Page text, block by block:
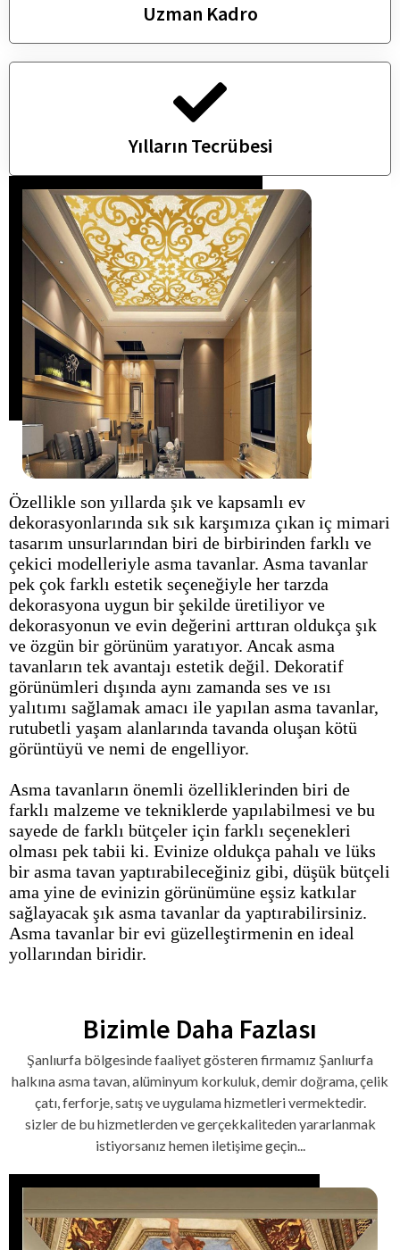
Uzman Kadro
Yılların Tecrübesi
Özellikle son yıllarda şık ve kapsamlı ev
dekorasyonlarında sık sık karşımıza çıkan iç mimari
tasarım unsurlarından biri de birbirinden farklı ve
çekici modelleriyle asma tavanlar. Asma tavanlar
pek çok farklı estetik seçeneğiyle her tarzda
dekorasyona uygun bir şekilde üretiliyor ve
dekorasyonun ve evin değerini arttıran oldukça şık
ve özgün bir görünüm yaratıyor. Ancak asma
tavanların tek avantajı estetik değil. Dekoratif
görünümleri dışında aynı zamanda ses ve ısı
yalıtımı sağlamak amacı ile yapılan asma tavanlar,
rutubetli yaşam alanlarında tavanda oluşan kötü
görüntüyü ve nemi de engelliyor.
Asma tavanların önemli özelliklerinden biri de
farklı malzeme ve tekniklerde yapılabilmesi ve bu
sayede de farklı bütçeler için farklı seçenekleri
olması pek tabii ki. Evinize oldukça pahalı ve lüks
bir asma tavan yaptırabileceğiniz gibi, düşük bütçeli
ama yine de evinizin görünümüne eşsiz katkılar
sağlayacak şık asma tavanlar da yaptırabilirsiniz.
Asma tavanlar bir evi güzelleştirmenin en ideal
yollarından biridir.
Bizimle Daha Fazlası
Şanlıurfa bölgesinde faaliyet gösteren firmamız Şanlıurfa
halkına asma tavan, alüminyum korkuluk, demir doğrama, çelik
çatı, ferforje, satış ve uygulama hizmetleri vermektedir.
sizler de bu hizmetlerden ve gerçekkaliteden yararlanmak
istiyorsanız hemen iletişime geçin...